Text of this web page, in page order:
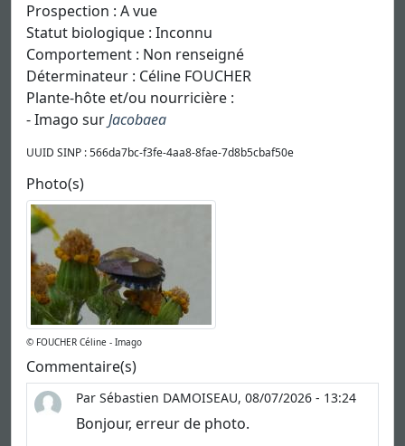
Prospection : A vue
Statut biologique : Inconnu
Comportement : Non renseigné
Déterminateur : Céline FOUCHER
Plante-hôte et/ou nourricière :
- Imago surJacobaea
UUID SINP : 566da7bc-f3fe-4aa8-8fae-7d8b5cbaf50e
Photo(s)
© FOUCHER Céline - Imago
Commentaire(s)
Par Sébastien DAMOISEAU, 08/07/2026 - 13:24
Bonjour, erreur de photo.